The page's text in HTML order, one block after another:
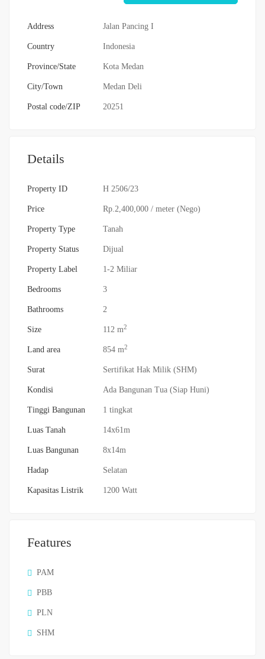
Address Jalan Pancing I
Country Indonesia
Province/State Kota Medan
City/Town Medan Deli
Postal code/ZIP 20251
Details
Property ID H 2506/23
Price Rp.2,400,000 / meter (Nego)
Property Type Tanah
Property Status Dijual
Property Label 1-2 Miliar
Bedrooms 3
Bathrooms 2
Size 112 m2
Land area 854 m2
Surat Sertifikat Hak Milik (SHM)
Kondisi Ada Bangunan Tua (Siap Huni)
Tinggi Bangunan 1 tingkat
Luas Tanah 14x61m
Luas Bangunan 8x14m
Hadap Selatan
Kapasitas Listrik 1200 Watt
Features
PAM
PBB
PLN
SHM